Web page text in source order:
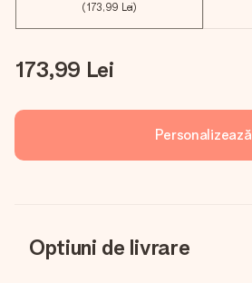
(173,99 Lei)
173,99 Lei
Personalizează
Optiuni de livrare